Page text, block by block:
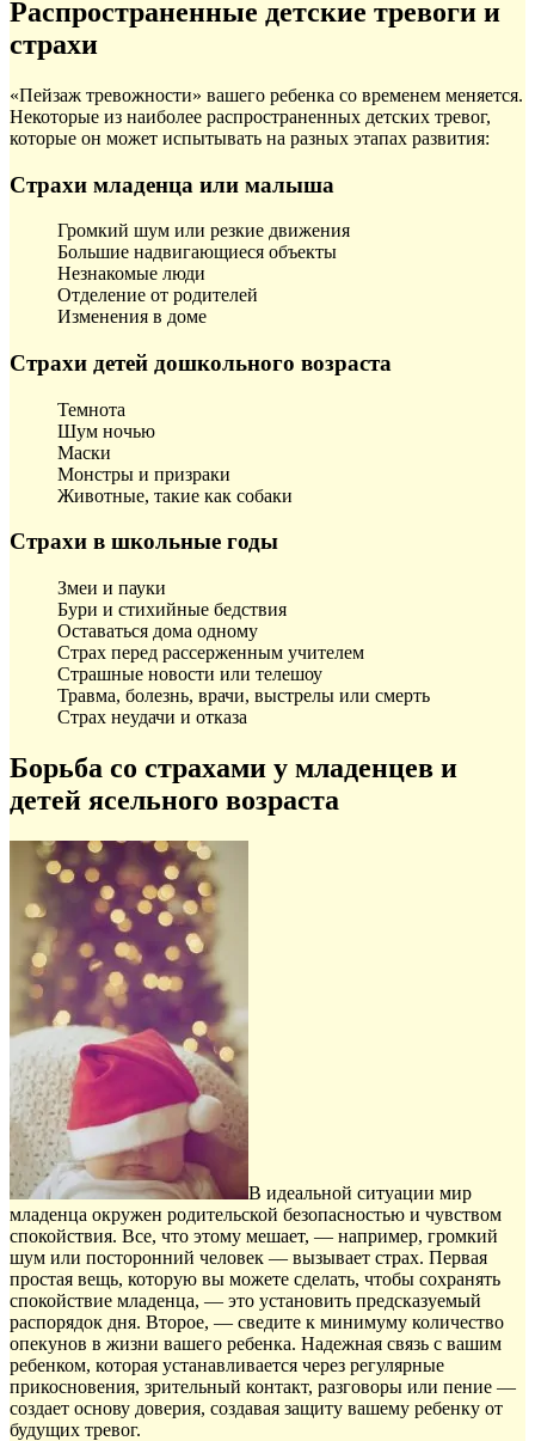
Распространенные детские тревоги и
страхи
«Пейзаж тревожности» вашего ребенка со временем меняется.
Некоторые из наиболее распространенных детских тревог,
которые он может испытывать на разных этапах развития:
Страхи младенца или малыша
Громкий шум или резкие движения
Большие надвигающиеся объекты
Незнакомые люди
Отделение от родителей
Изменения в доме
Страхи детей дошкольного возраста
Темнота
Шум ночью
Маски
Монстры и призраки
Животные, такие как собаки
Страхи в школьные годы
Змеи и пауки
Бури и стихийные бедствия
Оставаться дома одному
Страх перед рассерженным учителем
Страшные новости или телешоу
Травма, болезнь, врачи, выстрелы или смерть
Страх неудачи и отказа
Борьба со страхами у младенцев и
детей ясельного возраста
В идеальной ситуации мир
младенца окружен родительской безопасностью и чувством
спокойствия. Все, что этому мешает, — например, громкий
шум или посторонний человек — вызывает страх. Первая
простая вещь, которую вы можете сделать, чтобы сохранять
спокойствие младенца, — это установить предсказуемый
распорядок дня. Второе, — сведите к минимуму количество
опекунов в жизни вашего ребенка. Надежная связь с вашим
ребенком, которая устанавливается через регулярные
прикосновения, зрительный контакт, разговоры или пение —
создает основу доверия, создавая защиту вашему ребенку от
будущих тревог.